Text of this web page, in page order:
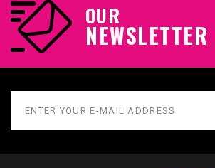
OUR
NEWSLETTER